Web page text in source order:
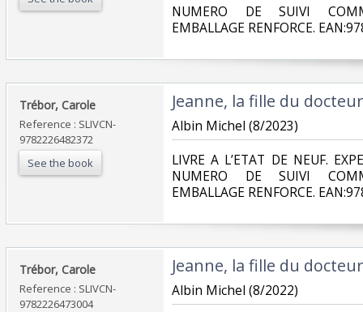
NUMERO DE SUIVI
EMBALLAGE RENFORCE.
‎Trébor, Carole‎
Reference : SLIVCN-
9782226482372
See the book
‎Jeanne, la fille du
‎Albin Michel (8/2023)‎
‎LIVRE A L’ETAT DE NEUF.
NUMERO DE SUIVI
EMBALLAGE RENFORCE.
‎Trébor, Carole‎
Reference : SLIVCN-
9782226473004
‎Jeanne, la fille du
‎Albin Michel (8/2022)‎